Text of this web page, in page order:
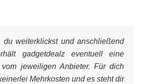
du weiterklickst und anschließend
gadgetdealz eventuell eine
jeweiligen Anbieter. Für dich
Mehrkosten und es steht dir